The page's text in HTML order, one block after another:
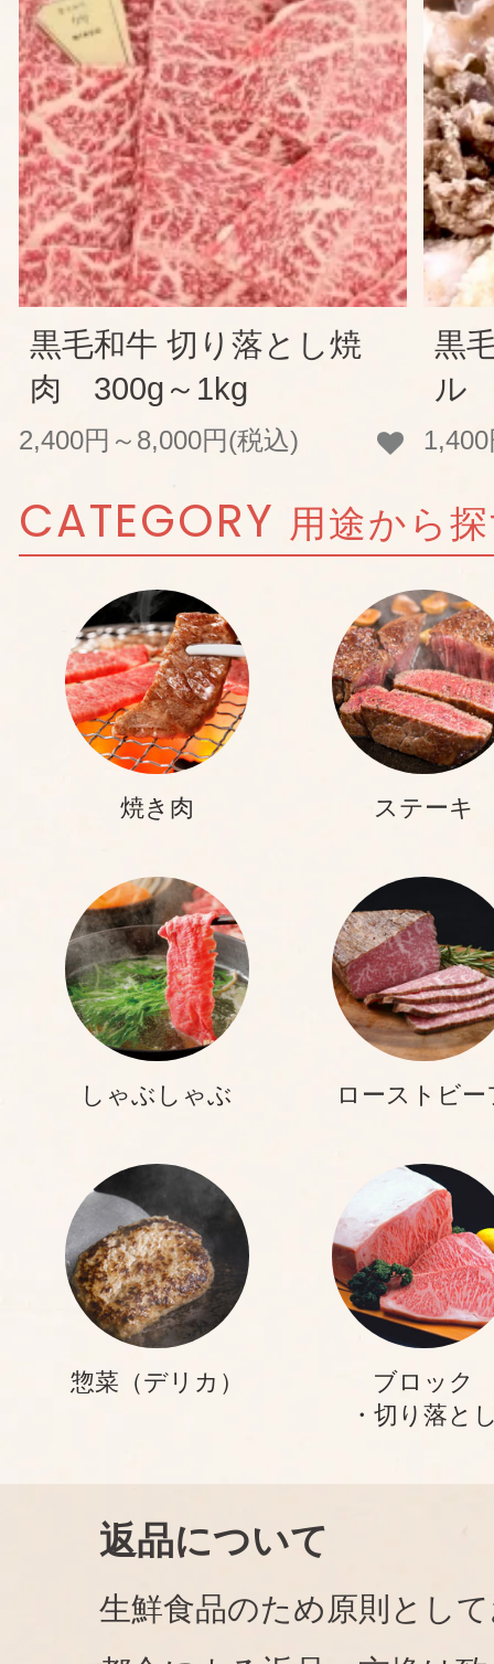
黒毛和牛 切り落とし焼
肉 300g～1kg
2,400円～8,000円(税込)
黒
ル
CATEGORY 用途から
焼き肉 ステーキ
しゃぶしゃぶ ローストビー
惣菜（デリカ）
ブロック
・切り落と
返品について
生鮮食品のため原則とし